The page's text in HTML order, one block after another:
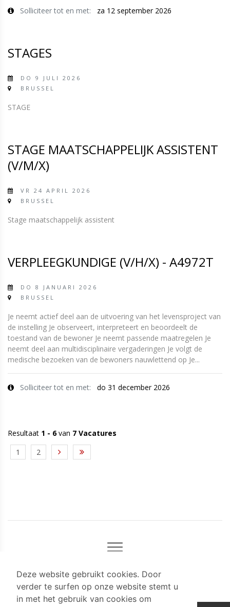
Deze website gebruikt cookies. Door
verder te surfen op onze website stemt u
in met het gebruik van cookies om
Solliciteer tot en met: za 12 september 2026
STAGES
DO 9 JULI 2026
BRUSSEL
STAGE
STAGE MAATSCHAPPELIJK ASSISTENT
(V/M/X)
VR 24 APRIL 2026
BRUSSEL
Stage maatschappelijk assistent
VERPLEEGKUNDIGE (V/H/X) - A4972T
DO 8 JANUARI 2026
BRUSSEL
Je neemt actief deel aan de uitvoering van het levensproject van
de instelling Je observeert, interpreteert en beoordeelt de
toestand van de bewoner Je neemt passende maatregelen Je
neemt deel aan multidisciplinaire vergaderingen Je volgt de
medische bezoeken van de bewoners nauwlettend op Je...
Solliciteer tot en met: do 31 december 2026
Resultaat 1 - 6van 7 Vacatures
1
2